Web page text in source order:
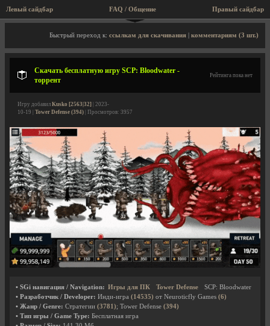
Левый сайдбар Правый сайдбар
FAQ / Общение
Описание игры, торрент, скриншоты, видео
Быстрый переход к: ссылкам для скачивания комментариям (3 шт.)
Скачать бесплатную игру SCP: Bloodwater -
торрент
Рейтинга пока нет
Игру добавил Kusko [2563|32] | 2023-
10-19 | Tower Defense (394) | Просмотров: 3957
• SGi навигация / Navigation: Игры для ПК Tower Defense
SCP: Bloodwater
• Разработчик / Developer: Инди-игра (14535) от Neuroticfly Games (6)
• Жанр / Genre: Стратегии (3781); Tower Defense (394)
• Тип игры / Game Type: Бесплатная игра